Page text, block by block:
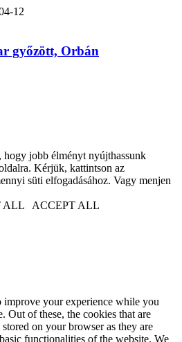
12
győzött, Orbán
hogy jobb élményt nyújthassunk
Kérjük, kattintson az
süti elfogadásához. Vagy menjen
ALL ACCEPT ALL
improve your experience while you
Out of these, the cookies that are
stored on your browser as they are
functionalities of the website. We